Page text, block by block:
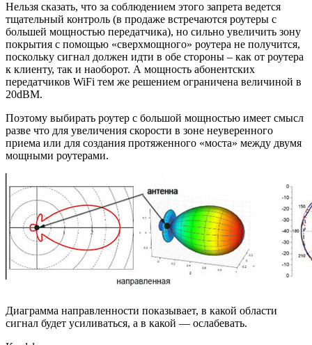
Нельзя сказать, что за соблюдением этого запрета ведется
тщательный контроль (в продаже встречаются роутеры с
большей мощностью передатчика), но сильно увеличить зону
покрытия с помощью «сверхмощного» роутера не получится,
поскольку сигнал должен идти в обе стороны – как от роутера
к клиенту, так и наоборот. А мощность абонентских
передатчиков WiFi тем же решением ограничена величиной в
20dBM.
Поэтому выбирать роутер с большой мощностью имеет смысл
разве что для увеличения скорости в зоне неуверенного
приема или для создания протяженного «моста» между двумя
мощными роутерами.
Диаграмма направленности показывает, в какой области
сигнал будет усиливаться, а в какой — ослабевать.